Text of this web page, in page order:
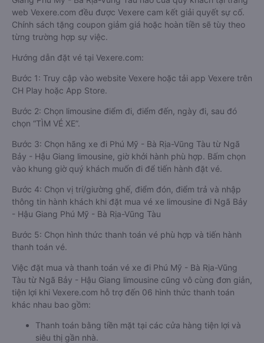
web Vexere.com đều được Vexere cam kết giải quyết sự cố.
Chính sách tặng coupon giảm giá hoặc hoàn tiền sẽ tùy theo
từng trường hợp sự việc.
Hướng dẫn đặt vé tại Vexere.com:
Bước 1: Truy cập vào website Vexere hoặc tải app Vexere trên
CH Play hoặc App Store.
Bước 2: Chọn limousine điểm đi, điểm đến, ngày đi, sau đó
chọn “TÌM VÉ XE”.
Bước 3: Chọn hãng xe đi Phú Mỹ - Bà Rịa-Vũng Tàu từ Ngã
Bảy - Hậu Giang limousine, giờ khởi hành phù hợp. Bấm chọn
vào khung giờ quý khách muốn đi để tiến hành đặt vé.
Bước 4: Chọn vị trí/giường ghế, điểm đón, điểm trả và nhập
thông tin hành khách khi đặt mua vé xe limousine đi Ngã Bảy
- Hậu Giang Phú Mỹ - Bà Rịa-Vũng Tàu
Bước 5: Chọn hình thức thanh toán vé phù hợp và tiến hành
thanh toán vé.
Việc đặt mua và thanh toán vé xe đi Phú Mỹ - Bà Rịa-Vũng
Tàu từ Ngã Bảy - Hậu Giang limousine cũng vô cùng đơn giản,
tiện lợi khi Vexere.com hỗ trợ đến 06 hình thức thanh toán
khác nhau bao gồm:
Thanh toán bằng tiền mặt tại các cửa hàng tiện lợi và
siêu thị gần nhà.